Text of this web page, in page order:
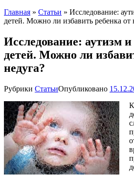
Главная » Статьи » Исследование:
детей. Можно ли избавить ребенка от
Исследование: аутизм
детей. Можно ли
недуга?
Рубрики СтатьиОпубликовано